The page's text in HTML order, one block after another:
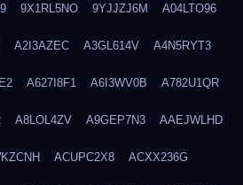
9X1RL5NO 9YJJZJ6M A04LTO96
A2I3AZEC A3GL614V A4N5RYT3
A627I8F1 A6I3WV0B A782U1QR
A8LOL4ZV A9GEP7N3 AAEJWLHD
ACUPC2X8 ACXX236G